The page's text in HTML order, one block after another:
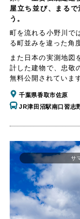
屋立ち並び、まる
う。
町を流れる小野川で
る町並みを違った角
また日本の実測地図
計した建物で、忠敬
無料公開されていま
千葉県香取市佐原
JR津田沼駅南口習志
サ